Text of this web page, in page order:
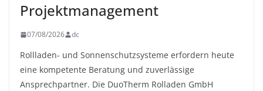
Projektmanagement
07/08/2026 dc
Rollladen- und Sonnenschutzsysteme erfordern heute
eine kompetente Beratung und zuverlässige
Ansprechpartner. Die DuoTherm Rolladen GmbH